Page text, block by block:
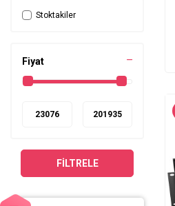
Stoktakiler
Fiyat
FILTRELE